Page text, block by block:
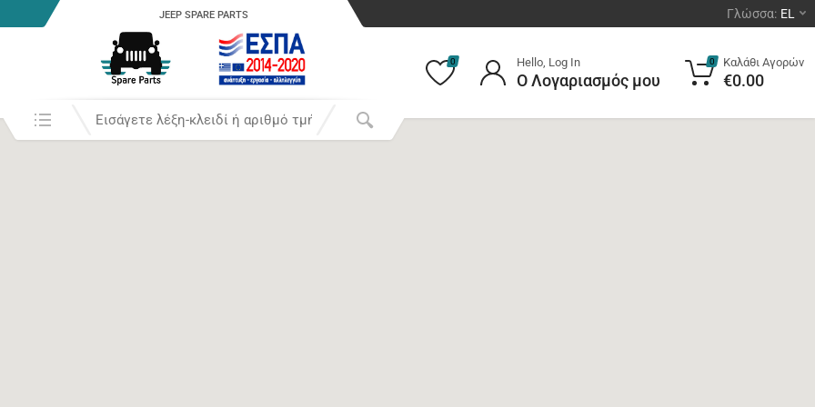
Γλώσσα: EL
JEEP SPARE PARTS
Αναζήτησή σε:
0 Hello, Log In
Ο Λογαριασμός μου
0 Καλάθι Αγορών
€0.00